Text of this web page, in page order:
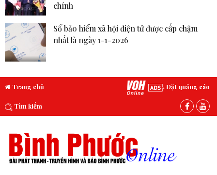
chính
Sổ bảo hiểm xã hội điện tử được cấp chậm
nhất là ngày 1-1-2026
Trang chủ Đặt quảng cáo
Tìm kiếm